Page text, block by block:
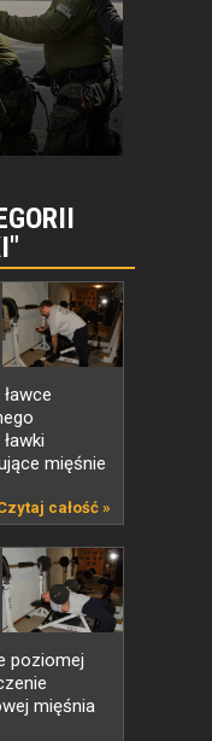
mięśnie
całość »
poziomej
mięśnia